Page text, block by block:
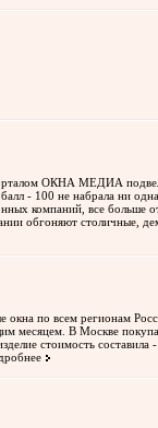
ОКНА МЕДИА
- 100 не набрала ни
компаний, все больше
обгоняют столичные,
окна по всем регионам
месяцем. В Москве
стоимость